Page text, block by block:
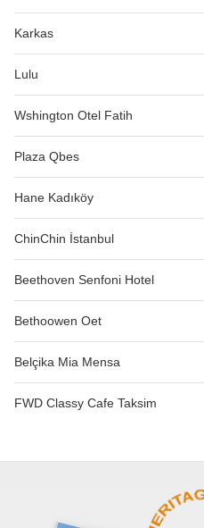
Karkas
Lulu
Wshington Otel Fatih
Plaza Qbes
Hane Kadıköy
ChinChin İstanbul
Beethoven Senfoni Hotel
Bethoowen Oet
Belçika Mia Mensa
FWD Classy Cafe Taksim